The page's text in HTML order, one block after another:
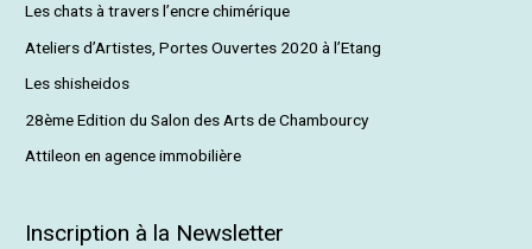
e
r
:
Les chats à travers l’encre chimérique
Ateliers d’Artistes, Portes Ouvertes 2020 à l’Etang
Les shisheidos
28ème Edition du Salon des Arts de Chambourcy
Attileon en agence immobilière
Inscription à la Newsletter